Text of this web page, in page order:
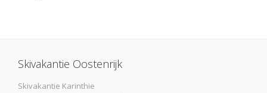
Skivakantie Oostenrijk
Skivakantie Karinthie